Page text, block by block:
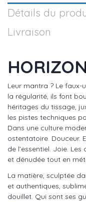
Détails du
Livraison
Leur mantra ? Le faux-
la régularité, ils font
héritages du tissage,
les pistes techniques
Dans une culture
ostentatoire. Douceur.
de l’essentiel. Joie.
et dénudée tout en
La matière, sculptée
et authentiques,
douillet. Qui sont ses